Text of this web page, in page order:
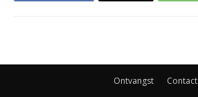
Ontvangst Contact